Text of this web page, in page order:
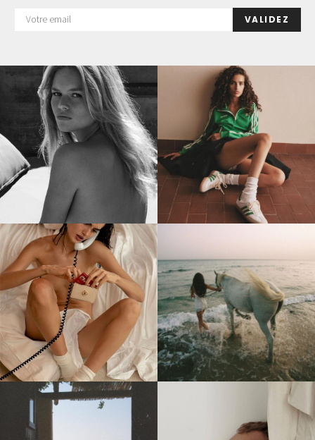
VALIDEZ